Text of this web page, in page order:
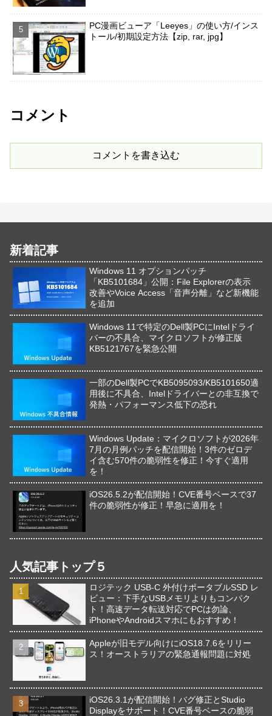
PC漫画ビューア「Leeyes」の使い方/インス
トール/初期設定方法【zip, rar, jpg】
コメント
コメントを書き込む
新着記事
Windows 11 オプションパッチ
「KB5101684」公開：File Explorerの表示
改善やVoice Access「音声分離」など新機能
を追加
Windows 11で特定のDell製PCにIntelドライ
バーの不具合、マイクロソフトが修正版
KB5121767を緊急公開
一部のDell製PCでKB5095093/KB5101650適
用後に不具合、Intelドライバーとの非互換で
発熱・パフォーマンス低下の恐れ
Windows Update：マイクロソフトが2026年
7月の月例パッチを配信開始！3件のゼロデ
イ含む570件の脆弱性を修正！今すぐ適用
を！
iOS26.5.2が配信開始！CVE番号ベースで37
件の脆弱性が修正！早急に適用を！
人気記事トップ５
ロジテック USB-C 外付けポータブルSSD レ
ビュー：下手なUSBメモリよりもコンパク
ト！高速データ転送対応でPCは勿論、
iPhoneやAndroidスマホにもおすすめ！
Appleが旧モデル向けにiOS18.7.6をリリー
ス！オーストラリアの緊急通報問題に対処
iOS26.3.1が配信開始！バグ修正とStudio
Displayをサポート！CVE番号ベースの脆弱